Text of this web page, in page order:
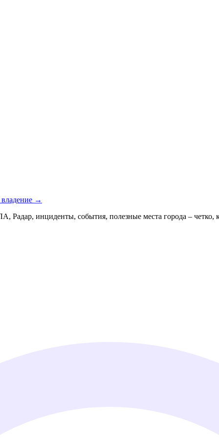
владение →
инциденты, события, полезные места города – четко,